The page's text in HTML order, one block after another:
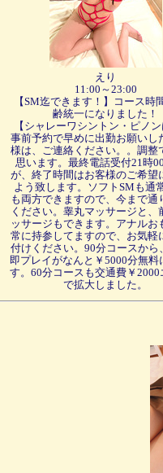
えり
11:00～23:00
【SM迄できます！】コース時
齢統一になりました！
【シャレーワシントン・ピノ
事前予約で早めに出勤お願いし
様は、ご連絡ください。。調整
思います。最終電話受付21時
が、終了時間はお客様のご希望
よう致します。ソフトSMも通
も両方できますので、今まで通
ください。睾丸マッサージと、
ッサージもできます。アナルお
常に持参してますので、お気軽
付けください。90分コースから
即プレイがなんと￥5000分無料
す。60分コースも交通費￥2000
で拡大しました。